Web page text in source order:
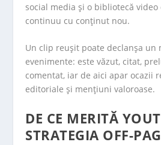
social media și o bibliotecă video
continuu cu conținut nou.
Un clip reușit poate declanșa un
evenimente: este văzut, citat,
comentat, iar de aici apar ocazii
editoriale și mențiuni valoroase.
DE CE MERITĂ
STRATEGIA OFF-